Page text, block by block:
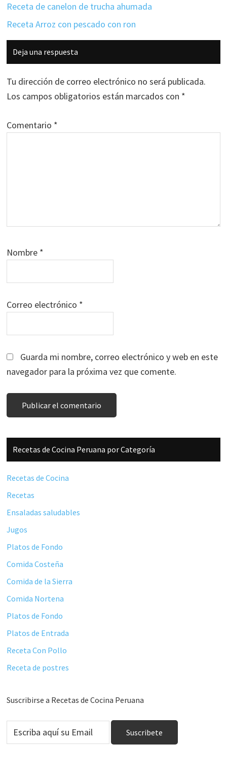
Receta de canelon de trucha ahumada
Receta Arroz con pescado con ron
Interacciones
con
los
lectores
Deja una respuesta
Tu dirección de correo electrónico no será publicada.
Los campos obligatorios están marcados con *
Comentario *
Nombre *
Correo electrónico *
Guarda mi nombre, correo electrónico y web en este
navegador para la próxima vez que comente.
Barra
lateral
principal
Recetas de Cocina Peruana por Categoría
Recetas de Cocina
Recetas
Ensaladas saludables
Jugos
Platos de Fondo
Comida Costeña
Comida de la Sierra
Comida Nortena
Platos de Fondo
Platos de Entrada
Receta Con Pollo
Receta de postres
Suscribirse a Recetas de Cocina Peruana